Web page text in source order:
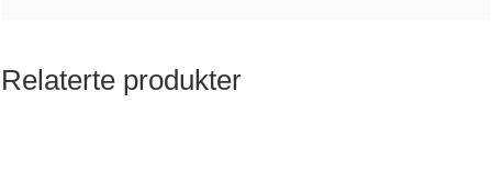
Relaterte produkter